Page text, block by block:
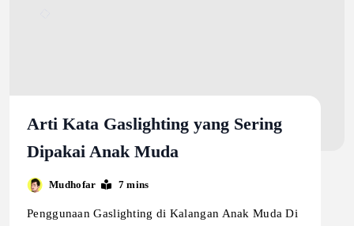
Arti Kata Gaslighting yang Sering
Dipakai Anak Muda
Mudhofar 7 mins
Penggunaan Gaslighting di Kalangan Anak Muda Di